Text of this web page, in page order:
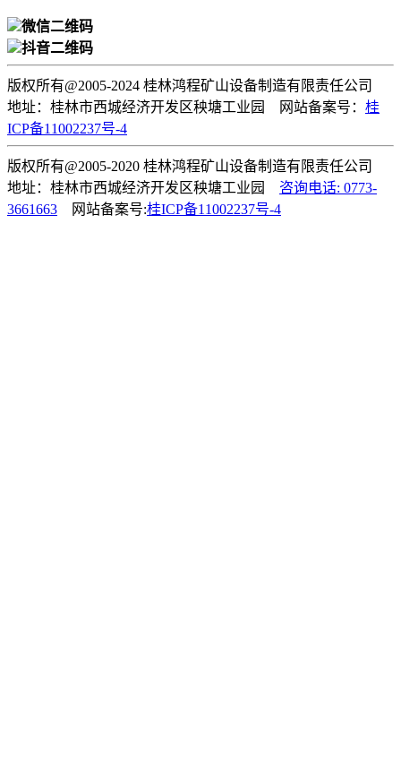
微信二维码
抖音二维码
版权所有@2005-2024 桂林鸿程矿山设备制造有限责任公司
地址：桂林市西城经济开发区秧塘工业园 网站备案号： 桂
ICP备11002237号-4
版权所有@2005-2020 桂林鸿程矿山设备制造有限责任公司
地址：桂林市西城经济开发区秧塘工业园 咨询电话: 0773-
3661663 网站备案号:桂ICP备11002237号-4